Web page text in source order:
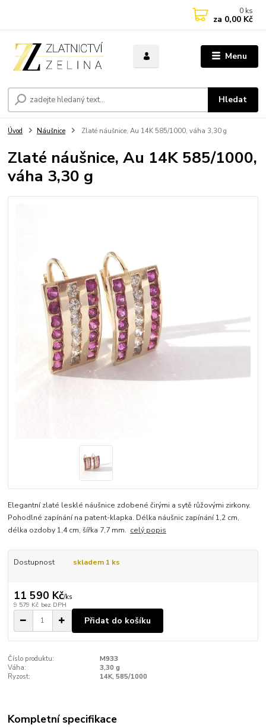
Menu
Hledat
0 ks
za 0,00 Kč
Úvod Náušnice Zlaté náušnice, Au 14K 585/1000, váha 3,30 g
Zlaté náušnice, Au 14K 585/1000,
váha 3,30 g
Elegantní zlaté lesklé náušnice zdobené čirými a sytě růžovými zirkony.
Pohodlné zapínání na patent-klapka. Délka náušnic zapínání 1,2 cm,
délka ozdoby 1,4 cm, šířka 7,7 mm. celý popis
Dostupnost skladem 1 ks
11 590 Kč/ks
9 579 Kč bez DPH
Přidat do košíku
Číslo produktu:
M933
Váha:
3,30 g
Ryzost:
14K, 585/1000
Kompletní specifikace